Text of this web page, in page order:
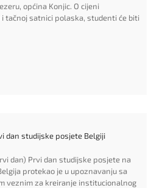
općina Konjic. O cijeni
tačnoj satnici polaska, studenti će biti
dan studijske posjete Belgiji
dan) Prvi dan studijske posjete na
protekao je u upoznavanju sa
veznim za kreiranje institucionalnog